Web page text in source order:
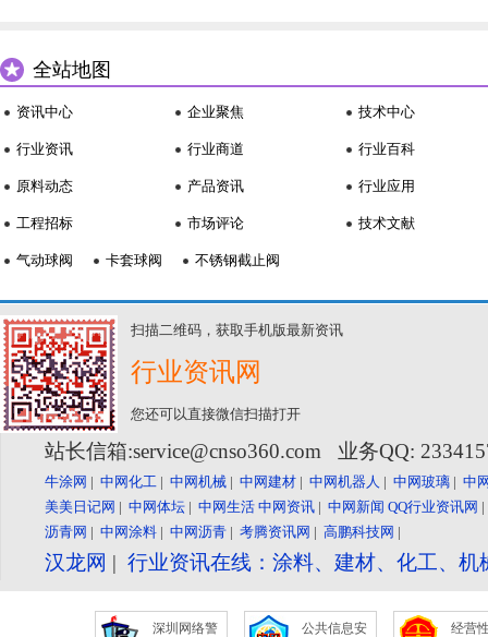
全站地图
资讯中心
行业资讯
原料动态
工程招标
企业聚焦
行业商道
产品资讯
市场评论
技术中心
行业百科
行业应用
技术文献
气动球阀 卡套球阀 不锈钢截止阀
扫描二维码，获取手机版最新资讯
行业资讯网
您还可以直接微信扫描打开
站长信箱:service@cnso360.com 业务QQ:
牛涂网 | 中网化工 | 中网机械 | 中网建材 | 中网机器人 | 中网玻璃 | 中
美美日记网 | 中网体坛 | 中网生活 中网资讯 | 中网新闻 QQ行业资讯网
沥青网 | 中网涂料 | 中网沥青 | 考腾资讯网 | 高鹏科技网 |
汉龙网 | 行业资讯在线：涂料、建材、化工、
深圳网络警
公共信息安
经营